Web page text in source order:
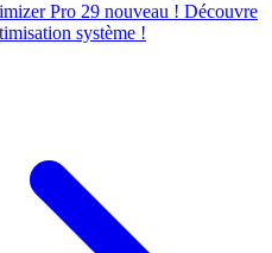
Pro 29 nouveau ! Découvre
système !